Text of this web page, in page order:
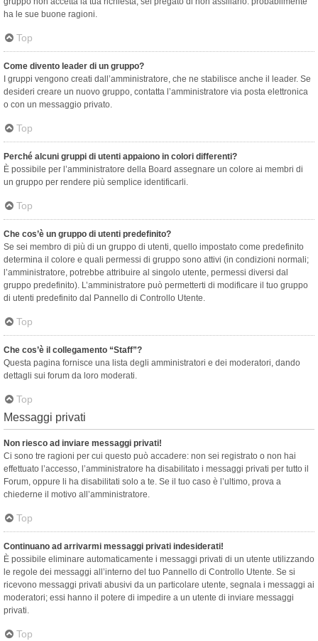
ha le sue buone ragioni.
Top
Come divento leader di un gruppo?
I gruppi vengono creati dall’amministratore, che ne stabilisce anche il leader. Se
desideri creare un nuovo gruppo, contatta l’amministratore via posta elettronica
o con un messaggio privato.
Top
Perché alcuni gruppi di utenti appaiono in colori differenti?
È possibile per l’amministratore della Board assegnare un colore ai membri di
un gruppo per rendere più semplice identificarli.
Top
Che cos’è un gruppo di utenti predefinito?
Se sei membro di più di un gruppo di utenti, quello impostato come predefinito
determina il colore e quali permessi di gruppo sono attivi (in condizioni normali;
l’amministratore, potrebbe attribuire al singolo utente, permessi diversi dal
gruppo predefinito). L’amministratore può permetterti di modificare il tuo gruppo
di utenti predefinito dal Pannello di Controllo Utente.
Top
Che cos’è il collegamento “Staff”?
Questa pagina fornisce una lista degli amministratori e dei moderatori, dando
dettagli sui forum da loro moderati.
Top
Messaggi privati
Non riesco ad inviare messaggi privati!
Ci sono tre ragioni per cui questo può accadere: non sei registrato o non hai
effettuato l’accesso, l’amministratore ha disabilitato i messaggi privati per tutto il
Forum, oppure li ha disabilitati solo a te. Se il tuo caso è l’ultimo, prova a
chiederne il motivo all’amministratore.
Top
Continuano ad arrivarmi messaggi privati indesiderati!
È possibile eliminare automaticamente i messaggi privati ​​di un utente utilizzando
le regole dei messaggi all’interno del tuo Pannello di Controllo Utente. Se si
ricevono messaggi privati ​​abusivi da un particolare utente, segnala i messaggi ai
moderatori; essi hanno il potere di impedire a un utente di inviare messaggi
privati​​.
Top